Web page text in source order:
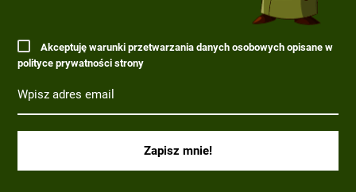
Akceptuję warunki przetwarzania danych osobowych opisane w
polityce prywatności strony